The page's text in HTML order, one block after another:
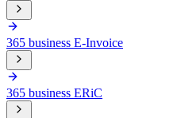
365 business E-Invoice
365 business ERiC